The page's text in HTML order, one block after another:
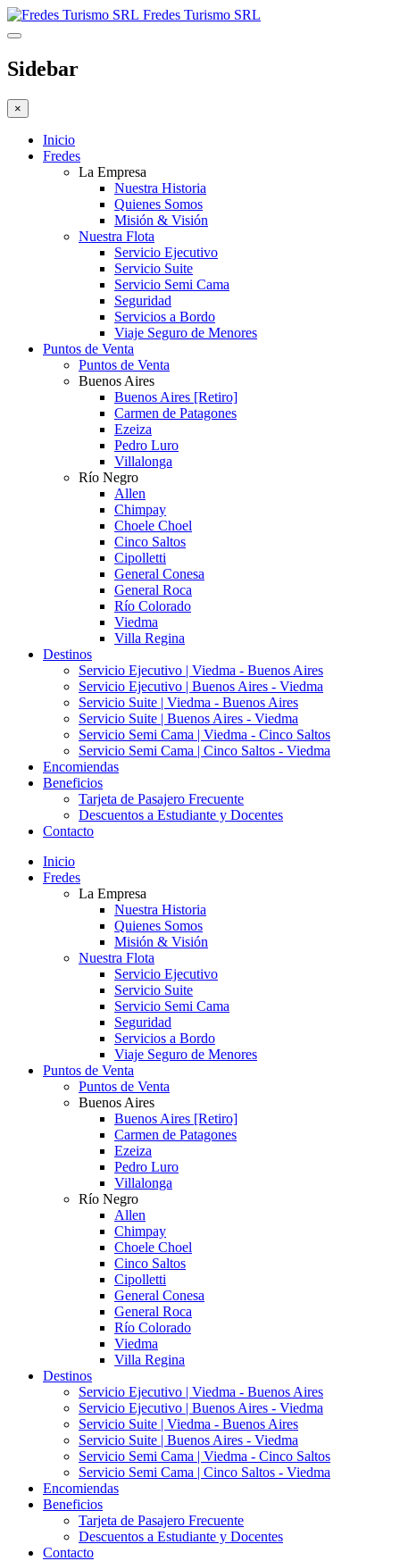
Fredes Turismo SRL
Sidebar
×
Inicio
Fredes
La Empresa
Nuestra Historia
Quienes Somos
Misión & Visión
Nuestra Flota
Servicio Ejecutivo
Servicio Suite
Servicio Semi Cama
Seguridad
Servicios a Bordo
Viaje Seguro de Menores
Puntos de Venta
Puntos de Venta
Buenos Aires
Buenos Aires [Retiro]
Carmen de Patagones
Ezeiza
Pedro Luro
Villalonga
Río Negro
Allen
Chimpay
Choele Choel
Cinco Saltos
Cipolletti
General Conesa
General Roca
Río Colorado
Viedma
Villa Regina
Destinos
Servicio Ejecutivo | Viedma - Buenos Aires
Servicio Ejecutivo | Buenos Aires - Viedma
Servicio Suite | Viedma - Buenos Aires
Servicio Suite | Buenos Aires - Viedma
Servicio Semi Cama | Viedma - Cinco Saltos
Servicio Semi Cama | Cinco Saltos - Viedma
Encomiendas
Beneficios
Tarjeta de Pasajero Frecuente
Descuentos a Estudiante y Docentes
Contacto
Inicio
Fredes
La Empresa
Nuestra Historia
Quienes Somos
Misión & Visión
Nuestra Flota
Servicio Ejecutivo
Servicio Suite
Servicio Semi Cama
Seguridad
Servicios a Bordo
Viaje Seguro de Menores
Puntos de Venta
Puntos de Venta
Buenos Aires
Buenos Aires [Retiro]
Carmen de Patagones
Ezeiza
Pedro Luro
Villalonga
Río Negro
Allen
Chimpay
Choele Choel
Cinco Saltos
Cipolletti
General Conesa
General Roca
Río Colorado
Viedma
Villa Regina
Destinos
Servicio Ejecutivo | Viedma - Buenos Aires
Servicio Ejecutivo | Buenos Aires - Viedma
Servicio Suite | Viedma - Buenos Aires
Servicio Suite | Buenos Aires - Viedma
Servicio Semi Cama | Viedma - Cinco Saltos
Servicio Semi Cama | Cinco Saltos - Viedma
Encomiendas
Beneficios
Tarjeta de Pasajero Frecuente
Descuentos a Estudiante y Docentes
Contacto